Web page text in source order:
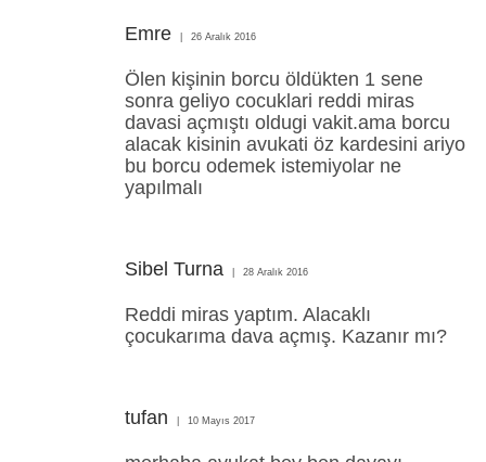
Emre 26 Aralık 2016
Ölen kişinin borcu öldükten 1 sene
sonra geliyo cocuklari reddi miras
davasi açmıştı oldugi vakit.ama borcu
alacak kisinin avukati öz kardesini ariyo
bu borcu odemek istemiyolar ne
yapılmalı
Sibel Turna 28 Aralık 2016
Reddi miras yaptım. Alacaklı
çocukarıma dava açmış. Kazanır mı?
tufan 10 Mayıs 2017